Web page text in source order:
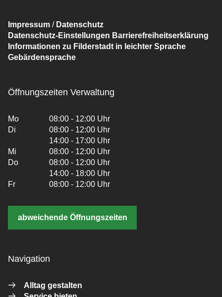
Impressum / Datenschutz
Datenschutz-Einstellungen Barrierefreiheitserklärung
Informationen zu Filderstadt in leichter Sprache
Gebärdensprache
Öffnungszeiten Verwaltung
Mo
08:00 - 12:00 Uhr
Di
08:00 - 12:00 Uhr
14:00 - 17:00 Uhr
Mi
08:00 - 12:00 Uhr
Do
08:00 - 12:00 Uhr
14:00 - 18:00 Uhr
Fr
08:00 - 12:00 Uhr
abweichende Öffnungszeiten
Navigation
Alltag gestalten